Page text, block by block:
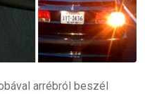
arrébról beszél